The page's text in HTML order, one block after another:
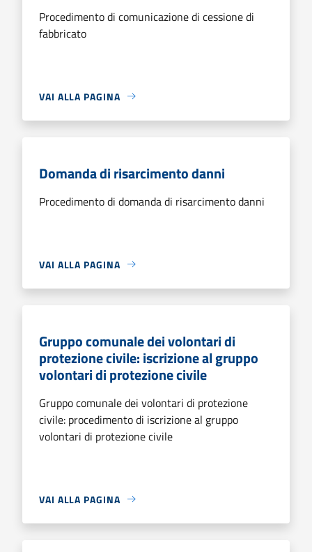
Procedimento di comunicazione di cessione di
fabbricato
VAI ALLA PAGINA
Domanda di risarcimento danni
Procedimento di domanda di risarcimento danni
VAI ALLA PAGINA
Gruppo comunale dei volontari di
protezione civile: iscrizione al gruppo
volontari di protezione civile
Gruppo comunale dei volontari di protezione
civile: procedimento di iscrizione al gruppo
volontari di protezione civile
VAI ALLA PAGINA